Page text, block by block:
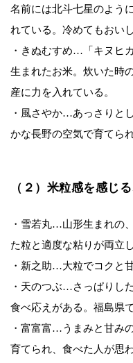
名前には北斗七星のよう
れている。冷めてもおいし
・きぬむすめ…「キヌヒ
生まれたお米。炊いた時
産に力を入れている。
・風さやか…あっさりと
かな長野の空気で育てら
（２）米粒感を感じ
・雪若丸…山形生まれの
た粒と適度な粘りが両立
・新之助…大粒でコクと
・天のつぶ…さっぱりし
食べ応えがある。福島県
・富富富…うまみと甘み
育てられ、食べた人が思